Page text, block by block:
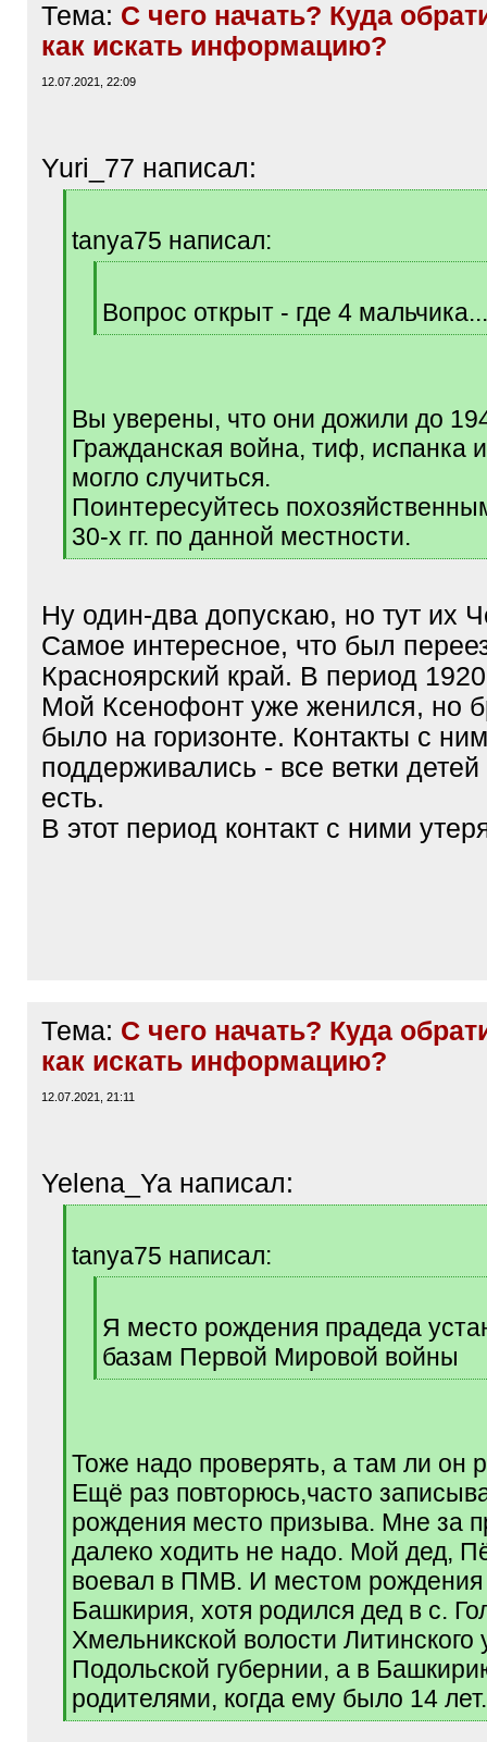
Тема: С чего начать? Куда
как искать информацию?
12.07.2021, 22:09
Yuri_77 написал:
]
tanya75 написал:
Вопрос открыт - где 4
[
Вы уверены, что они дожили до
Гражданская война, тиф, испанка и
могло случиться.
Поинтересуйтесь
30-х гг. по данной местности.
[
]
Ну один-два допускаю, но тут их
Самое интересное, что был
Красноярский край. В период
Мой Ксенофонт уже женился, но
было на горизонте. Контакты с
поддерживались - все ветки
есть.
В этот период контакт с ними
Тема: С чего начать? Куда
как искать информацию?
12.07.2021, 21:11
Yelena_Ya написал:
]
tanya75 написал:
]Я место рождения прадеда
базам Первой Мировой войны
[
Тоже надо проверять, а там ли он
Ещё раз повторюсь,часто
рождения место призыва. Мне за
далеко ходить не надо. Мой дед,
воевал в ПМВ. И местом рождения
Башкирия, хотя родился дед в с.
Хмельникской волости Литинского
Подольской губернии, а в
родителями, когда ему было 14 лет.
[